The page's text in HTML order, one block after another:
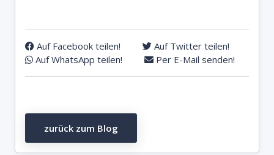
Auf Facebook teilen!
Auf Twitter teilen!
Auf WhatsApp teilen!
Per E-Mail senden!
zurück zum Blog